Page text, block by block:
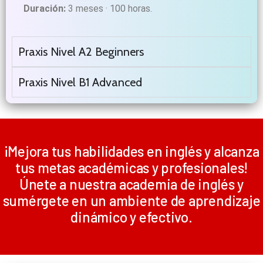
Duración: 3 meses · 100 horas.
Praxis Nivel A2 Beginners​
Praxis Nivel B1 Advanced
¡Mejora tus habilidades en inglés y alcanza
tus metas académicas y profesionales!
Únete a nuestra academia de inglés y
sumérgete en un ambiente de aprendizaje
dinámico y efectivo.